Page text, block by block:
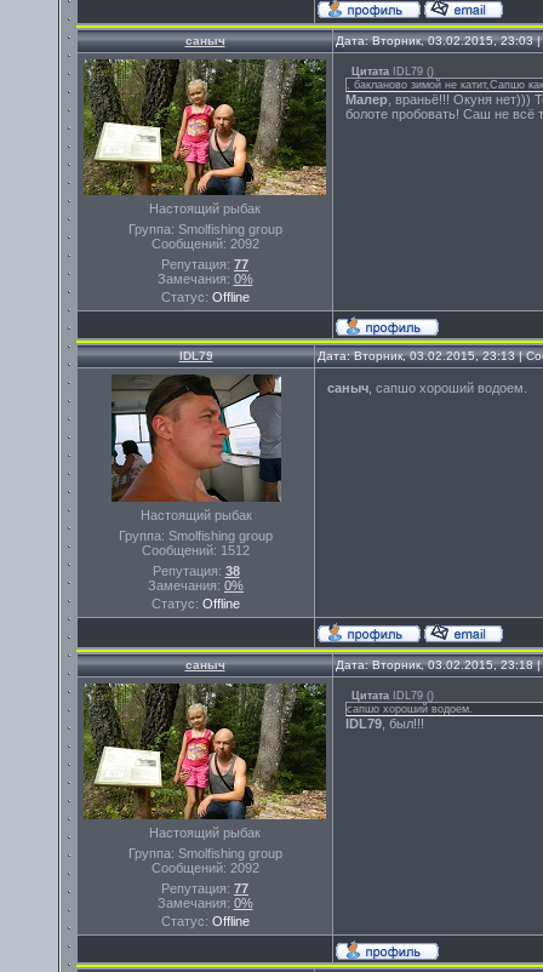
саныч Дата: Вторник, 03.02.2015, 23:03
Настоящий рыбак
Группа: Smolfishing group
Сообщений: 2092
Репутация: 77
Замечания: 0%
Статус: Offline
Цитата IDL79 ()
, бакланово зимой не катит,Сапшо
Малер , враньё!!! Окуня нет)))
болоте пробовать! Саш не всё
IDL79 Дата: Вторник, 03.02.2015, 23:13 |
Настоящий рыбак
Группа: Smolfishing group
Сообщений: 1512
Репутация: 38
Замечания: 0%
Статус: Offline
саныч , сапшо хороший водоем.
саныч Дата: Вторник, 03.02.2015, 23:18
Настоящий рыбак
Группа: Smolfishing group
Сообщений: 2092
Репутация: 77
Замечания: 0%
Статус: Offline
Цитата IDL79 ()
сапшо хороший водоем.
IDL79 , был!!!